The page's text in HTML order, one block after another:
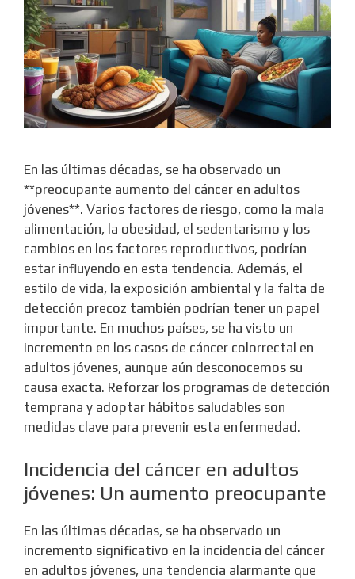
En las últimas décadas, se ha observado un
**preocupante aumento del cáncer en adultos
jóvenes**. Varios factores de riesgo, como la mala
alimentación, la obesidad, el sedentarismo y los
cambios en los factores reproductivos, podrían
estar influyendo en esta tendencia. Además, el
estilo de vida, la exposición ambiental y la falta de
detección precoz también podrían tener un papel
importante. En muchos países, se ha visto un
incremento en los casos de cáncer colorrectal en
adultos jóvenes, aunque aún desconocemos su
causa exacta. Reforzar los programas de detección
temprana y adoptar hábitos saludables son
medidas clave para prevenir esta enfermedad.
Incidencia del cáncer en adultos
jóvenes: Un aumento preocupante
En las últimas décadas, se ha observado un
incremento significativo en la incidencia del cáncer
en adultos jóvenes, una tendencia alarmante que